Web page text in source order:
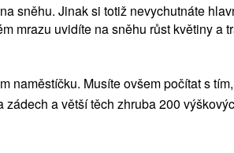
sněhu. Jinak si totiž nevychutnáte
mrazu uvidíte na sněhu růst květiny a
naměstíčku. Musíte ovšem počítat s
a větší těch zhruba 200